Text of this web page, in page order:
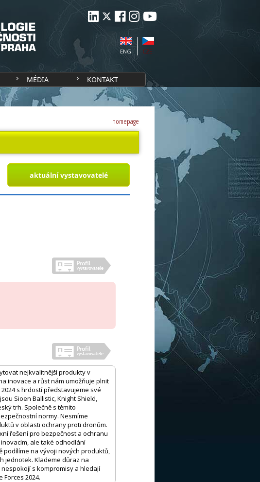
CZE
ENG
MÉDIA KONTAKT
homepage
aktuální vystavovatelé
nejkvalitnější produkty v
inovace a růst nám umožňuje plnit
s hrdostí představujeme své
Sioen Ballistic, Knight Shield,
trh. Společně s těmito
normy. Nesmíme
v oblasti ochrany proti dronům.
řešení pro bezpečnost a ochranu
ale také odhodlání
podílíme na vývoji nových produktů,
jednotek. Klademe důraz na
s kompromisy a hledají
2024.